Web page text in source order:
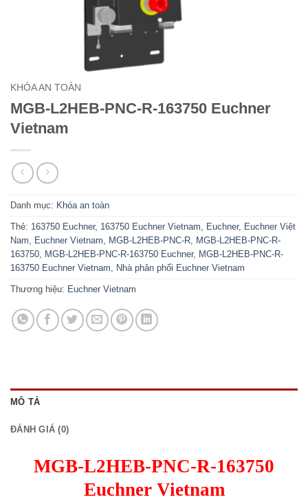
KHÓA AN TOÀN
MGB-L2HEB-PNC-R-163750 Euchner
Vietnam
Danh mục: Khóa an toàn
Thẻ: 163750 Euchner, 163750 Euchner Vietnam, Euchner, Euchner Việt
Nam, Euchner Vietnam, MGB-L2HEB-PNC-R, MGB-L2HEB-PNC-R-
163750, MGB-L2HEB-PNC-R-163750 Euchner, MGB-L2HEB-PNC-R-
163750 Euchner Vietnam, Nhà phân phối Euchner Vietnam
Thương hiệu: Euchner Vietnam
MÔ TẢ
ĐÁNH GIÁ (0)
MGB-L2HEB-PNC-R-163750
Euchner Vietnam